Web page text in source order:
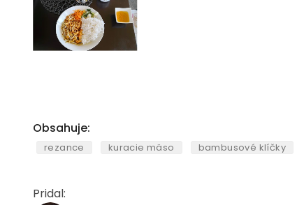
Obsahuje:
rezance kuracie mäso bambusové klíčky
Pridal: